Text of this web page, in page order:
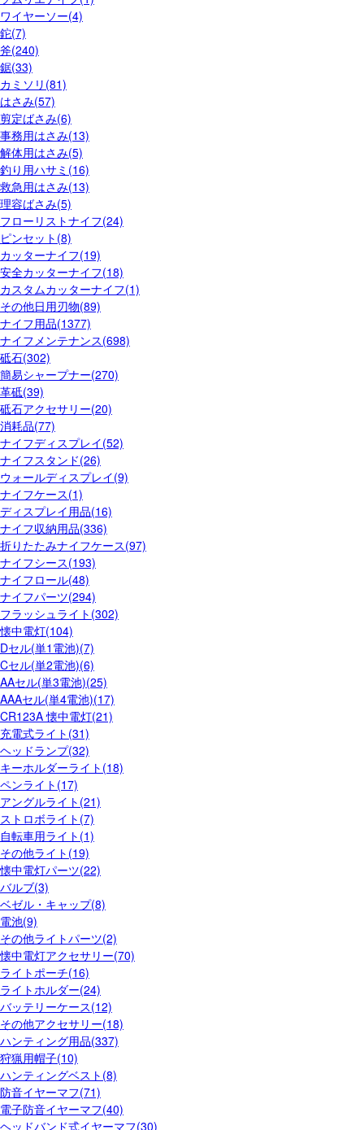
ワイヤーソー(4)
鉈(7)
斧(240)
鋸(33)
カミソリ(81)
はさみ(57)
剪定ばさみ(6)
事務用はさみ(13)
解体用はさみ(5)
釣り用ハサミ(16)
救急用はさみ(13)
理容ばさみ(5)
フローリストナイフ(24)
ピンセット(8)
カッターナイフ(19)
安全カッターナイフ(18)
カスタムカッターナイフ(1)
その他日用刃物(89)
ナイフ用品(1377)
ナイフメンテナンス(698)
砥石(302)
簡易シャープナー(270)
革砥(39)
砥石アクセサリー(20)
消耗品(77)
ナイフディスプレイ(52)
ナイフスタンド(26)
ウォールディスプレイ(9)
ナイフケース(1)
ディスプレイ用品(16)
ナイフ収納用品(336)
折りたたみナイフケース(97)
ナイフシース(193)
ナイフロール(48)
ナイフパーツ(294)
フラッシュライト(302)
懐中電灯(104)
Dセル(単1電池)(7)
Cセル(単2電池)(6)
AAセル(単3電池)(25)
AAAセル(単4電池)(17)
CR123A 懐中電灯(21)
充電式ライト(31)
ヘッドランプ(32)
キーホルダーライト(18)
ペンライト(17)
アングルライト(21)
ストロボライト(7)
自転車用ライト(1)
その他ライト(19)
懐中電灯パーツ(22)
バルブ(3)
ベゼル・キャップ(8)
電池(9)
その他ライトパーツ(2)
懐中電灯アクセサリー(70)
ライトポーチ(16)
ライトホルダー(24)
バッテリーケース(12)
その他アクセサリー(18)
ハンティング用品(337)
狩猟用帽子(10)
ハンティングベスト(8)
防音イヤーマフ(71)
電子防音イヤーマフ(40)
ヘッドバンド式イヤーマフ(30)